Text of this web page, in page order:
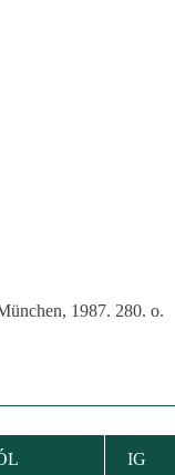
1987. 280. o.
IG